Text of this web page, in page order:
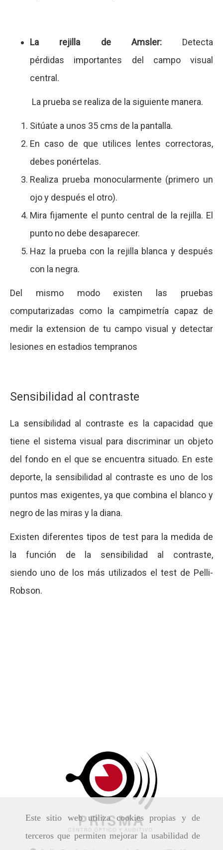
Este sitio web utiliza cookies propias y de
terceros que permiten mejorar la usabilidad de
La rejilla de Amsler: Detecta
pérdidas importantes del campo visual
central.
La prueba se realiza de la siguiente manera.
Sitúate a unos 35 cms de la pantalla.
En caso de que utilices lentes correctoras,
debes ponértelas.
Realiza prueba monocularmente (primero un
ojo y después el otro).
Mira fijamente el punto central de la rejilla. El
punto no debe desaparecer.
Haz la prueba con la rejilla blanca y después
con la negra.
Del mismo modo existen las pruebas
computarizadas como la campimetría capaz de
medir la extension de tu campo visual y detectar
lesiones en estadios tempranos
Sensibilidad al contraste
La sensibilidad al contraste es la capacidad que
tiene el sistema visual para discriminar un objeto
del fondo en el que se encuentra situado. En este
deporte, la sensibilidad al contraste es uno de los
puntos mas exigentes, ya que combina el blanco y
negro de las miras y la diana.
Existen diferentes tipos de test para la medida de
la función de la sensibilidad al contraste,
siendo uno de los más utilizados el test de Pelli-
Robson.